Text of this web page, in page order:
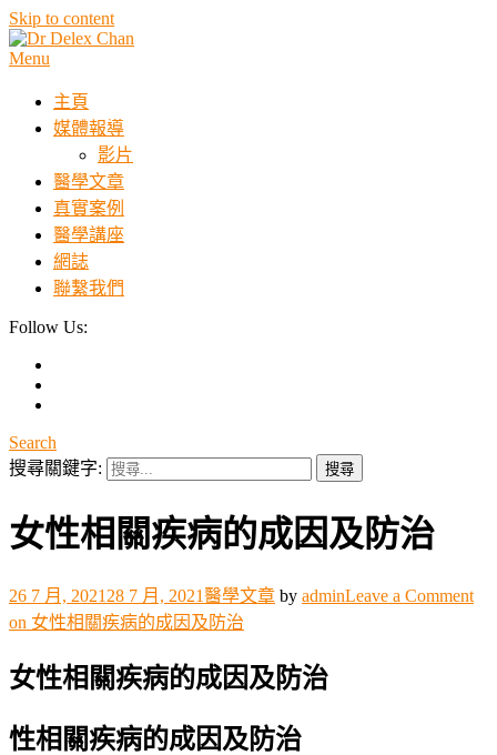
Skip to content
Menu
主頁
媒體報導
影片
醫學文章
真實案例
醫學講座
網誌
聯繫我們
Follow Us:
Search
搜尋關鍵字:
女性相關疾病的成因及防治
26 7 月, 2021 28 7 月, 2021醫學文章 by adminLeave a Comment
on 女性相關疾病的成因及防治
女性相關疾病的成因及防治
性相關疾病的成因及防治